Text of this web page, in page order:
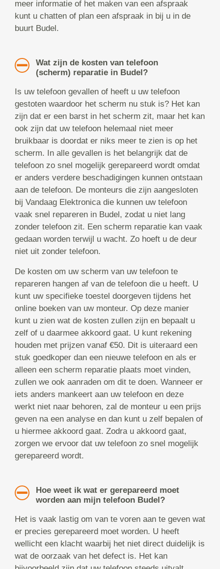
meer informatie of het maken van een afspraak
kunt u chatten of plan een afspraak in bij u in de
buurt Budel.
Wat zijn de kosten van telefoon
(scherm) reparatie in Budel?
Is uw telefoon gevallen of heeft u uw telefoon
gestoten waardoor het scherm nu stuk is? Het kan
zijn dat er een barst in het scherm zit, maar het kan
ook zijn dat uw telefoon helemaal niet meer
bruikbaar is doordat er niks meer te zien is op het
scherm. In alle gevallen is het belangrijk dat de
telefoon zo snel mogelijk gerepareerd wordt omdat
er anders verdere beschadigingen kunnen ontstaan
aan de telefoon. De monteurs die zijn aangesloten
bij Vandaag Elektronica die kunnen uw telefoon
vaak snel repareren in Budel, zodat u niet lang
zonder telefoon zit. Een scherm reparatie kan vaak
gedaan worden terwijl u wacht. Zo hoeft u de deur
niet uit zonder telefoon.
De kosten om uw scherm van uw telefoon te
repareren hangen af van de telefoon die u heeft. U
kunt uw specifieke toestel doorgeven tijdens het
online boeken van uw monteur. Op deze manier
kunt u zien wat de kosten zullen zijn en bepaalt u
zelf of u daarmee akkoord gaat. U kunt rekening
houden met prijzen vanaf €50. Dit is uiteraard een
stuk goedkoper dan een nieuwe telefoon en als er
alleen een scherm reparatie plaats moet vinden,
zullen we ook aanraden om dit te doen. Wanneer er
iets anders mankeert aan uw telefoon en deze
werkt niet naar behoren, zal de monteur u een prijs
geven na een analyse en dan kunt u zelf bepalen of
u hiermee akkoord gaat. Zodra u akkoord gaat,
zorgen we ervoor dat uw telefoon zo snel mogelijk
gerepareerd wordt.
Hoe weet ik wat er gerepareerd moet
worden aan mijn telefoon Budel?
Het is vaak lastig om van te voren aan te geven wat
er precies gerepareerd moet worden. U heeft
wellicht een klacht waarbij het niet direct duidelijk is
wat de oorzaak van het defect is. Het kan